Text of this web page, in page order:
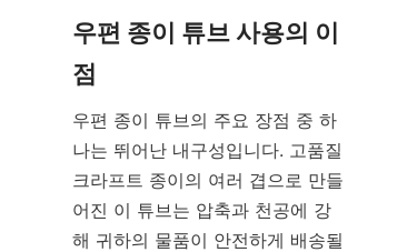
우편 종이 튜브 사용의 이
점
우편 종이 튜브의 주요 장점 중 하
나는 뛰어난 내구성입니다. 고품질
크라프트 종이의 여러 겹으로 만들
어진 이 튜브는 압축과 천공에 강
해 귀하의 물품이 안전하게 배송될